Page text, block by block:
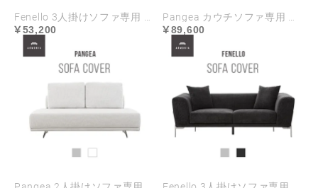
53,200 89,600